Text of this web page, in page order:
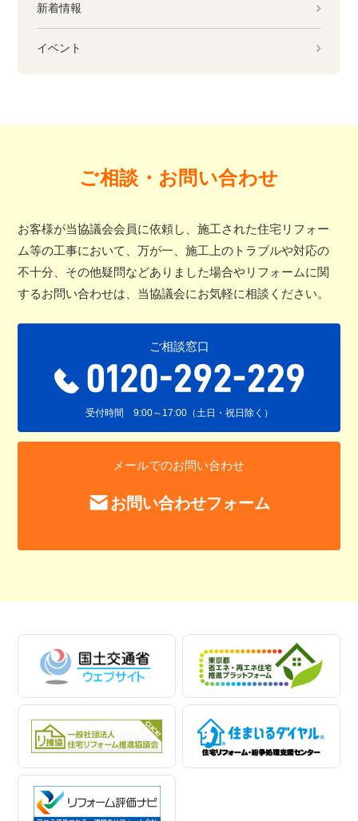
新着情報
イベント
ご相談・お問い合わせ
お客様が当協議会会員に依頼し、施工された住宅リフォー
ム等の工事において、万が一、施工上のトラブルや対応の
不十分、その他疑問などありました場合やリフォームに関
するお問い合わせは、当協議会にお気軽に相談ください。
ご相談窓口
受付時間 9:00～17:00（土日・祝日除く）
メールでのお問い合わせ
お問い合わせフォーム